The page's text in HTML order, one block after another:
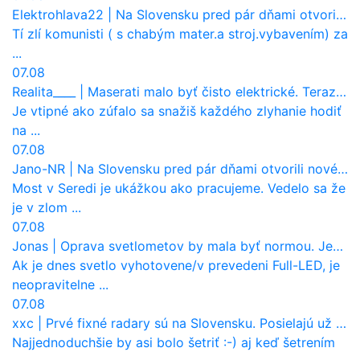
Elektrohlava22
Na Slovensku pred pár dňami otvorili nové mosty, ktoré to sú?
Tí zlí komunisti ( s chabým mater.a stroj.vybavením) za
...
07.08
Realita____
Maserati malo byť čisto elektrické. Teraz zisťuje, že potrebuje nový osemvalcový motor
Je vtipné ako zúfalo sa snažiš každého zlyhanie hodiť
na ...
07.08
Jano-NR
Na Slovensku pred pár dňami otvorili nové mosty, ktoré to sú?
Most v Seredi je ukážkou ako pracujeme. Vedelo sa že
je v zlom ...
07.08
Jonas
Oprava svetlometov by mala byť normou. Jeden nový dnes stojí priemerne 1251 eur!
Ak je dnes svetlo vyhotovene/v prevedeni Full-LED, je
neopravitelne ...
07.08
xxc
Prvé fixné radary sú na Slovensku. Posielajú už pokuty? Ukáže ich Waze?
Najjednoduchšie by asi bolo šetriť :-) aj keď šetrením